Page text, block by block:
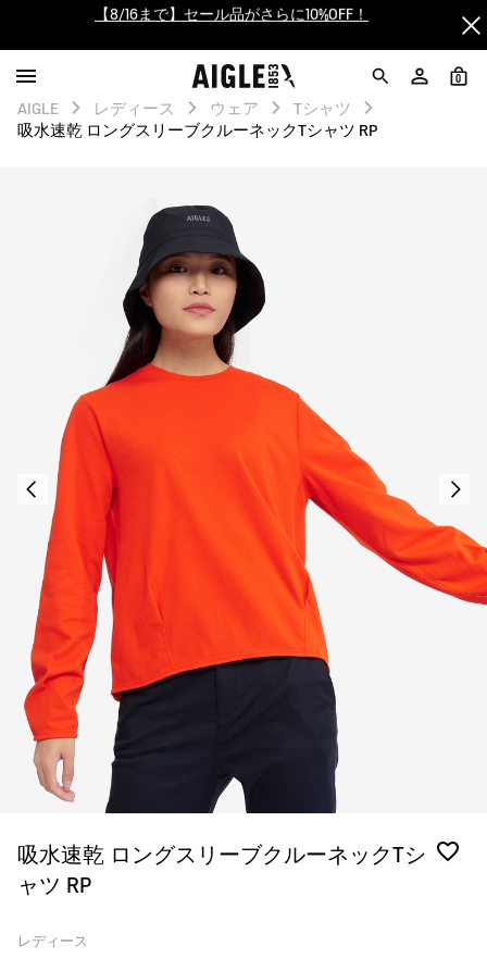
【最大50%OFF】FINAL SALEがスタート！
ログイン/会員登録で送料＆返品無料
AIGLE CLUB ポイントサービス終了のお知らせ
【最大50%OFF】FINAL SALEがスタート！
ログイン/会員登録で送料＆返品無料
AIGLE CLUB ポイントサービス終了のお知らせ
0
AIGLE レディース ウェア
Tシャツ
吸水速乾 ロングスリーブクルーネックTシャツ RP
吸水速乾 ロングスリーブクルーネックTシ
ャツ RP
レディース